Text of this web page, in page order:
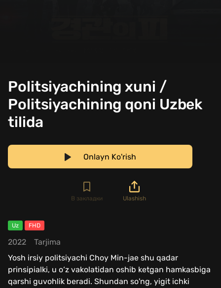
Politsiyachining xuni /
Politsiyachining qoni Uzbek
tilida
Onlayn Ko'rish
В закладки Ulashish
Uz FHD
2022
Tarjima
Yosh irsiy politsiyachi Choy Min-jae shu qadar
prinsipialki, u o‘z vakolatidan oshib ketgan hamkasbiga
qarshi guvohlik beradi. Shundan so'ng, yigit ichki